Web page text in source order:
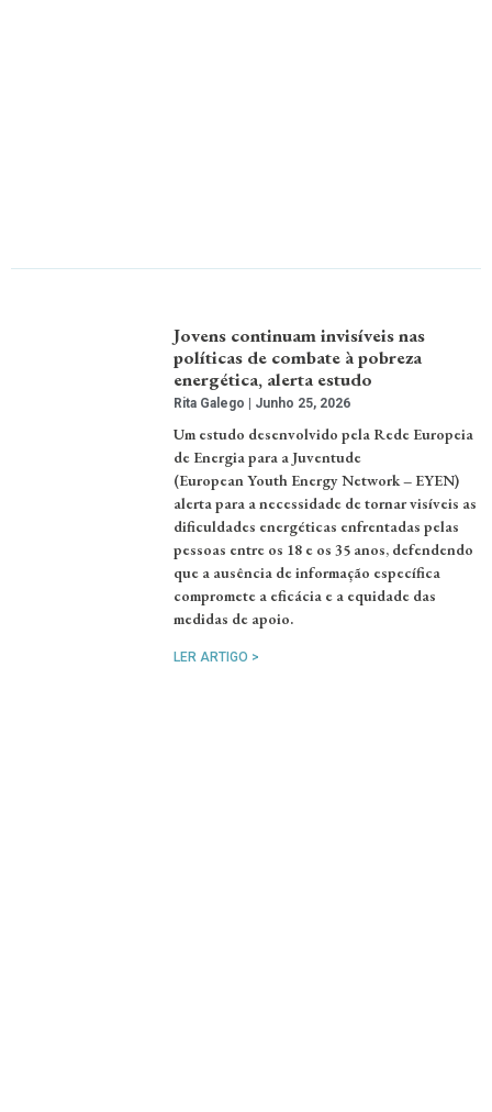
Jovens continuam invisíveis nas
políticas de combate à pobreza
energética, alerta estudo
Rita Galego Junho 25, 2026
Um estudo desenvolvido pela Rede Europeia
de Energia para a Juventude
(European Youth Energy Network – EYEN)
alerta para a necessidade de tornar visíveis as
dificuldades energéticas enfrentadas pelas
pessoas entre os 18 e os 35 anos, defendendo
que a ausência de informação específica
compromete a eficácia e a equidade das
medidas de apoio.
LER ARTIGO >